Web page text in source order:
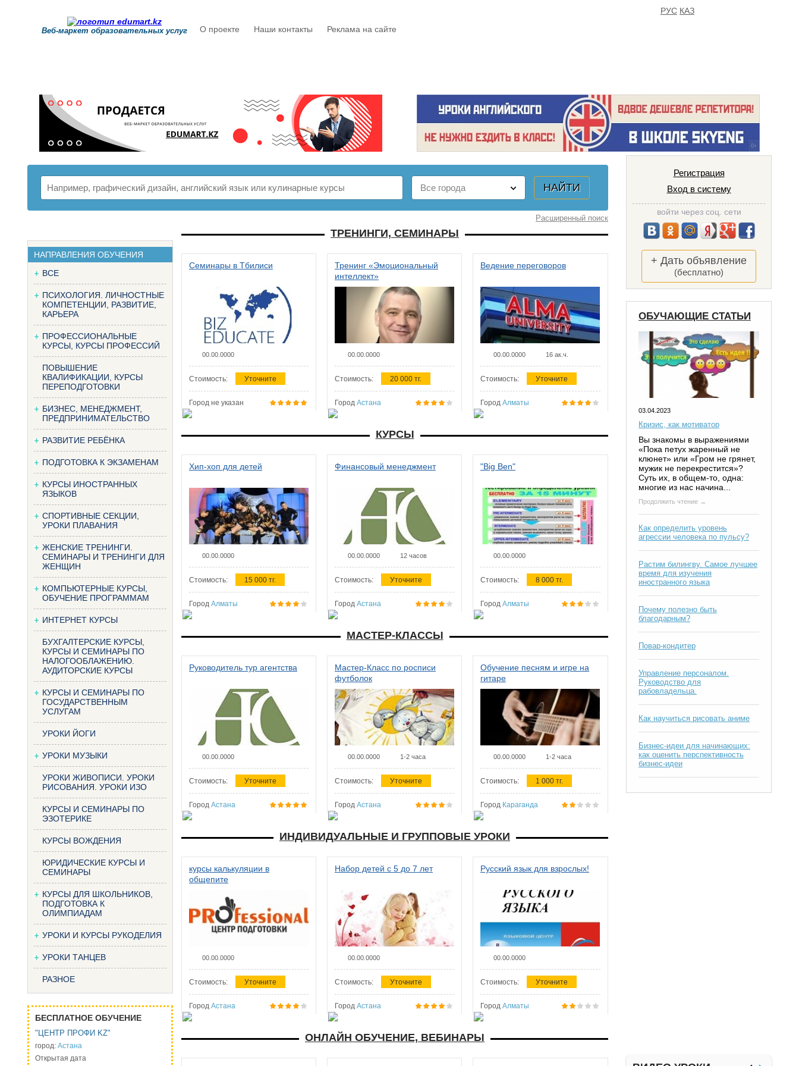
Веб-маркет образовательных услуг О проекте Наши контакты Реклама на сайте
РУС КАЗ
Расширенный поиск
НАПРАВЛЕНИЯ ОБУЧЕНИЯ
ВСЕ
ПСИХОЛОГИЯ. ЛИЧНОСТНЫЕ
КОМПЕТЕНЦИИ, РАЗВИТИЕ,
КАРЬЕРА
ПРОФЕССИОНАЛЬНЫЕ
КУРСЫ, КУРСЫ ПРОФЕССИЙ
ПОВЫШЕНИЕ
КВАЛИФИКАЦИИ, КУРСЫ
ПЕРЕПОДГОТОВКИ
БИЗНЕС, МЕНЕДЖМЕНТ,
ПРЕДПРИНИМАТЕЛЬСТВО
РАЗВИТИЕ РЕБЁНКА
ПОДГОТОВКА К ЭКЗАМЕНАМ
КУРСЫ ИНОСТРАННЫХ
ЯЗЫКОВ
СПОРТИВНЫЕ СЕКЦИИ,
УРОКИ ПЛАВАНИЯ
ЖЕНСКИЕ ТРЕНИНГИ.
СЕМИНАРЫ И ТРЕНИНГИ ДЛЯ
ЖЕНЩИН
КОМПЬЮТЕРНЫЕ КУРСЫ,
ОБУЧЕНИЕ ПРОГРАММАМ
ИНТЕРНЕТ КУРСЫ
БУХГАЛТЕРСКИЕ КУРСЫ,
КУРСЫ И СЕМИНАРЫ ПО
НАЛОГООБЛАЖЕНИЮ.
АУДИТОРСКИЕ КУРСЫ
КУРСЫ И СЕМИНАРЫ ПО
ГОСУДАРСТВЕННЫМ
УСЛУГАМ
УРОКИ ЙОГИ
УРОКИ МУЗЫКИ
УРОКИ ЖИВОПИСИ. УРОКИ
РИСОВАНИЯ. УРОКИ ИЗО
КУРСЫ И СЕМИНАРЫ ПО
ЭЗОТЕРИКЕ
КУРСЫ ВОЖДЕНИЯ
ЮРИДИЧЕСКИЕ КУРСЫ И
СЕМИНАРЫ
КУРСЫ ДЛЯ ШКОЛЬНИКОВ,
ПОДГОТОВКА К
ОЛИМПИАДАМ
УРОКИ И КУРСЫ РУКОДЕЛИЯ
УРОКИ ТАНЦЕВ
РАЗНОЕ
БЕСПЛАТНОЕ ОБУЧЕНИЕ
"ЦЕНТР ПРОФИ KZ"
город: Астана
Открытая дата
ТРЕНИНГИ, СЕМИНАРЫ
Семинары в Тбилиси
00.00.0000
Стоимость: Уточните
Город не указан
Тренинг «Эмоциональный
интеллект»
00.00.0000
Стоимость: 20 000 тг.
Город Астана
Ведение переговоров
00.00.0000 16 ак.ч.
Стоимость: Уточните
Город Алматы
КУРСЫ
Хип-хоп для детей
00.00.0000
Стоимость: 15 000 тг.
Город Алматы
Финансовый менеджмент
00.00.0000 12 часов
Стоимость: Уточните
Город Астана
"Big Ben"
00.00.0000
Стоимость: 8 000 тг.
Город Алматы
МАСТЕР-КЛАССЫ
Руководитель тур агентства
00.00.0000
Стоимость: Уточните
Город Астана
Мастер-Класс по росписи
футболок
00.00.0000 1-2 часа
Стоимость: Уточните
Город Астана
Обучение песням и игре на
гитаре
00.00.0000 1-2 часа
Стоимость: 1 000 тг.
Город Караганда
ИНДИВИДУАЛЬНЫЕ И ГРУППОВЫЕ УРОКИ
курсы калькуляции в
общепите
00.00.0000
Стоимость: Уточните
Город Астана
Набор детей с 5 до 7 лет
00.00.0000
Стоимость: Уточните
Город Астана
Русский язык для взрослых!
00.00.0000
Стоимость: Уточните
Город Алматы
ОНЛАЙН ОБУЧЕНИЕ, ВЕБИНАРЫ
Регистрация
Вход в систему
войти через соц. сети
+ Дать объявление
(бесплатно)
ОБУЧАЮЩИЕ СТАТЬИ
03.04.2023
Кризис, как мотиватор
Вы знакомы в выражениями
«Пока петух жаренный не
клюнет» или «Гром не грянет,
мужик не перекрестится»?
Суть их, в общем-то, одна:
многие из нас начина...
Продолжить чтение →
Как определить уровень
агрессии человека по пульсу?
Растим билингву. Самое лучшее
время для изучения
иностранного языка
Почему полезно быть
благодарным?
Повар-кондитер
Управление персоналом.
Руководство для
рабовладельца.
Как научиться рисовать аниме
Бизнес-идеи для начинающих:
как оценить перспективность
бизнес-идеи